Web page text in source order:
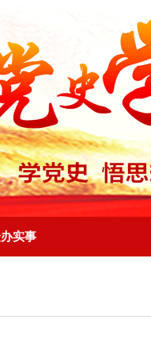
实事